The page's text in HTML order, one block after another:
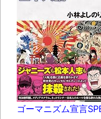
ゴーマニズム宣言